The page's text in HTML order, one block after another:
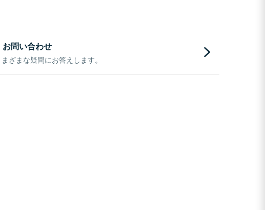
問い合わせ
ざまな疑問にお答えします。